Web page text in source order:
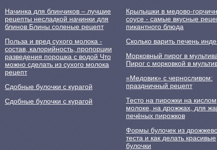
Начинка для блинчиков – лучшие
рецепты несладкой начинки для
блинов Блины соленые рецепт
Польза и вред сухого молока -
состав, калорийность, пропорции
разведения порошка с водой Что
можно сделать из сухого молока
рецепт
Сдобные булочки с курагой
Сдобные булочки с курагой
Крылышки в медово-
соусе - самые вкусные
пикантного блюда
Сколько варить печень
Морковный пирог в
Пирог с морковкой в
«Медовик» с черносливом:
праздничный рецепт
Тесто на пирожки на кислом
молоке, на дрожжах, для
печёных пирожков
Формы булочек из
теста и как делать красивые
булочки